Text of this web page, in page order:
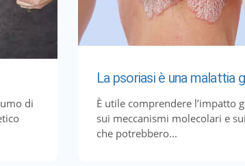
di
La psoriasi è una malattia
È utile comprendere l’impatto
sui meccanismi molecolari e
che potrebbero...